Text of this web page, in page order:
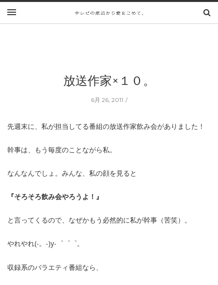
放送作家×１０。
6月 26, 2011
先週末に、私が担当してる番組の放送作家飲み会がありました！
幹事は、もう毎度のことながら私。
なんなんでしょ。みんな、私の顔を見ると
『そろそろ飲み会やろうよ！』
と言ってくるので、なぜかもう必然的に私が幹事（苦笑）。
やれやれ(-。-)y-゜゜゜。
収録系のバラエティ番組なら、